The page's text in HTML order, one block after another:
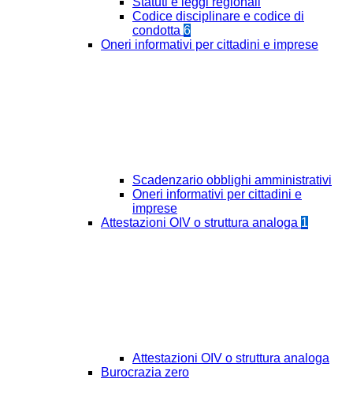
Codice disciplinare e codice di
condotta 6
Oneri informativi per cittadini e imprese
Scadenzario obblighi amministrativi
Oneri informativi per cittadini e
imprese
Attestazioni OIV o struttura analoga 1
Attestazioni OIV o struttura analoga
Burocrazia zero